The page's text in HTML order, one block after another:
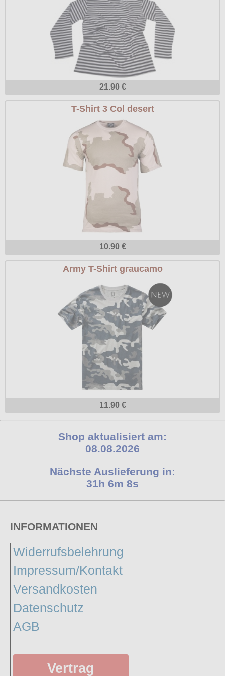
21.90 €
T-Shirt 3 Col desert
10.90 €
Army T-Shirt graucamo
11.90 €
Shop aktualisiert am:
08.08.2026
Nächste Auslieferung in:
31h 6m 7s
INFORMATIONEN
Widerrufsbelehrung
Impressum/Kontakt
Versandkosten
Datenschutz
AGB
Vertrag